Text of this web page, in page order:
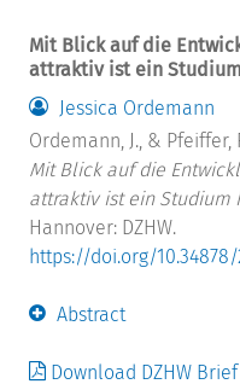
Mit Blick auf die
attraktiv ist ein
Jessica Ordemann
Ordemann, J., & Pfeiffer,
Mit Blick auf die
attraktiv ist ein Studium
Hannover: DZHW.
https://doi.org/
Abstract
Download DZHW